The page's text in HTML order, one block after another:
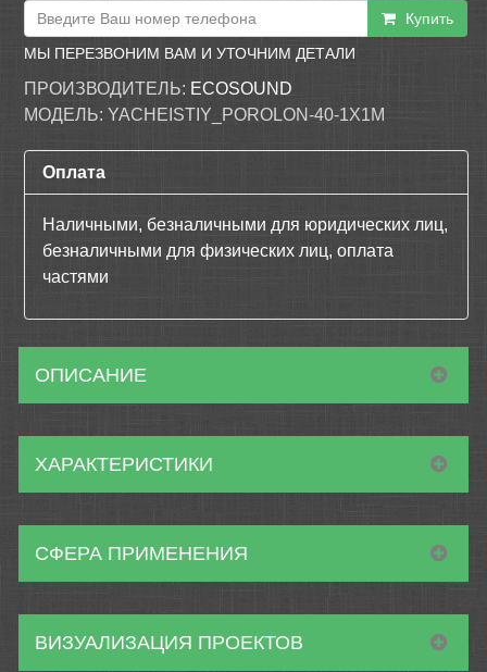
Купить
МЫ ПЕРЕЗВОНИМ ВАМ И УТОЧНИМ ДЕТАЛИ
ПРОИЗВОДИТЕЛЬ: ECOSOUND
МОДЕЛЬ: YACHEISTIY_POROLON-40-1Х1М
Оплата
Наличными, безналичными для юридических лиц,
безналичными для физических лиц, оплата
частями
ОПИСАНИЕ
ХАРАКТЕРИСТИКИ
СФЕРА ПРИМЕНЕНИЯ
ВИЗУАЛИЗАЦИЯ ПРОЕКТОВ